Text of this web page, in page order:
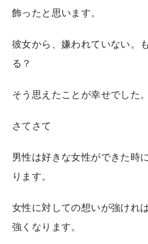
飾ったと思います。
彼女から、嫌われていない。
る？
そう思えたことが幸せでした。
さてさて
男性は好きな女性ができた時
ります。
女性に対しての想いが強けれ
強くなります。